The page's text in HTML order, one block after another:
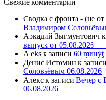
Свежие комментарии
Сводка с фронта - (не
Владимиром
Аркадий Зыгмунтович
выпуск от 05.08.2026 —
Aleks к записи 60 ṃинẏƫ
Денис Истомин к записи
Соловьёвым 06.08.2026
Алекс к записи Вечер с
06.08.2026